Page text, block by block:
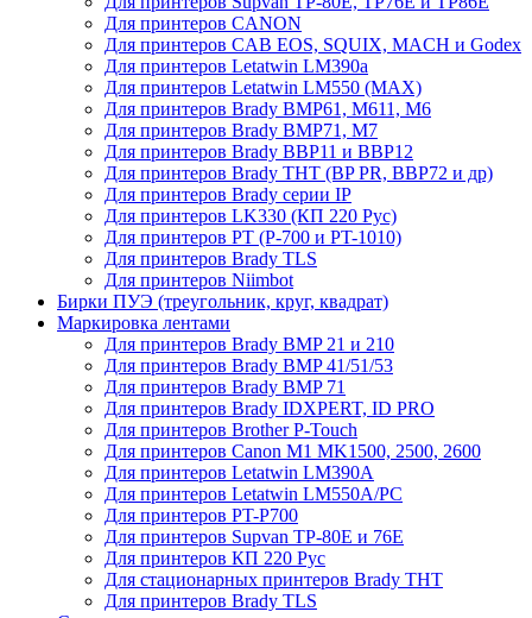
Для принтеров CANON
Для принтеров CAB EOS, SQUIX, MACH и Godex
Для принтеров Letatwin LM390a
Для принтеров Letatwin LM550 (MAX)
Для принтеров Brady BMP61, M611, M6
Для принтеров Brady BMP71, M7
Для принтеров Brady BBP11 и BBP12
Для принтеров Brady THT (BP PR, BBP72 и др)
Для принтеров Brady серии IP
Для принтеров LK330 (КП 220 Рус)
Для принтеров PT (P-700 и PT-1010)
Для принтеров Brady TLS
Для принтеров Niimbot
Бирки ПУЭ (треугольник, круг, квадрат)
Маркировка лентами
Для принтеров Brady BMP 21 и 210
Для принтеров Brady BMP 41/51/53
Для принтеров Brady BMP 71
Для принтеров Brady IDXPERT, ID PRO
Для принтеров Brother P-Touch
Для принтеров Canon M1 MK1500, 2500, 2600
Для принтеров Letatwin LM390A
Для принтеров Letatwin LM550A/PC
Для принтеров PT-P700
Для принтеров Supvan TP-80E и 76E
Для принтеров КП 220 Рус
Для стационарных принтеров Brady THT
Для принтеров Brady TLS